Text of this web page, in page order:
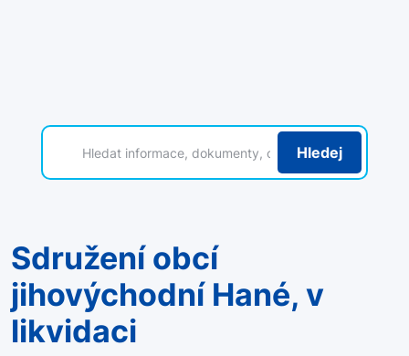
Hledej
Sdružení obcí
jihovýchodní Hané, v
likvidaci